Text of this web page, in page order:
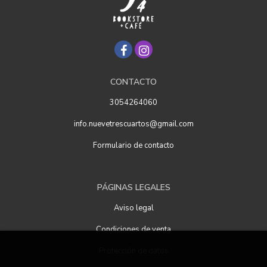
CONTACTO
3054264060
info.nuevetrescuartos@gmail.com
Formulario de contacto
PÁGINAS LEGALES
Aviso legal
Condiciones de venta